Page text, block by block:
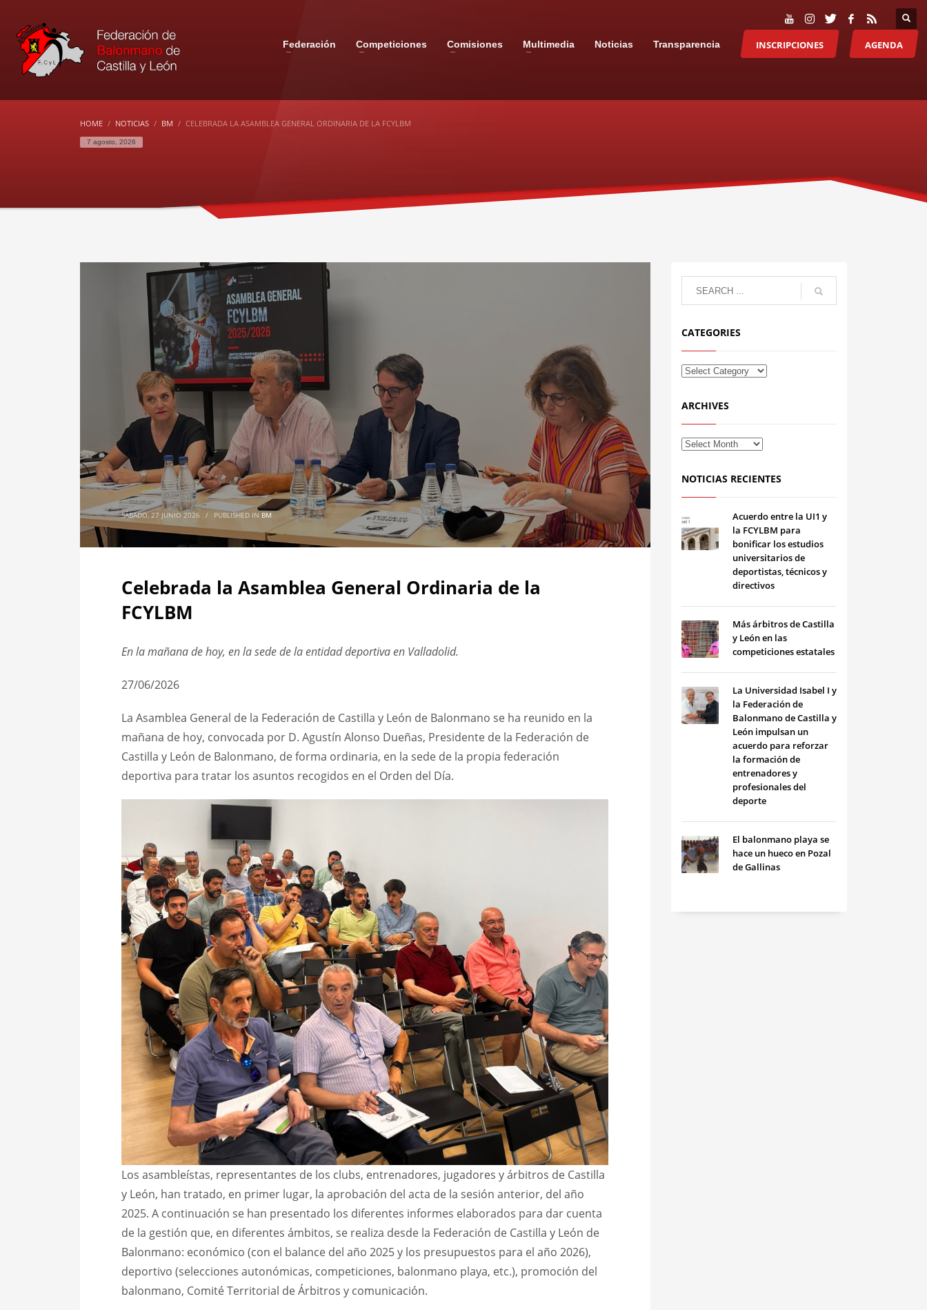
Federación Competiciones Comisiones Multimedia Noticias Transparencia INSCRIPCIONES AGENDA
HOME NOTICIAS BM CELEBRADA LA ASAMBLEA GENERAL ORDINARIA DE LA FCYLBM
7 agosto, 2026
SÁBADO, 27 JUNIO 2026 / PUBLISHED IN BM
Celebrada la Asamblea General Ordinaria de la
FCYLBM
En la mañana de hoy, en la sede de la entidad deportiva en Valladolid.
27/06/2026
La Asamblea General de la Federación de Castilla y León de Balonmano se ha reunido en la
mañana de hoy, convocada por D. Agustín Alonso Dueñas, Presidente de la Federación de
Castilla y León de Balonmano, de forma ordinaria, en la sede de la propia federación
deportiva para tratar los asuntos recogidos en el Orden del Día.
Los asambleístas, representantes de los clubs, entrenadores, jugadores y árbitros de Castilla
y León, han tratado, en primer lugar, la aprobación del acta de la sesión anterior, del año
2025. A continuación se han presentado los diferentes informes elaborados para dar cuenta
de la gestión que, en diferentes ámbitos, se realiza desde la Federación de Castilla y León de
Balonmano: económico (con el balance del año 2025 y los presupuestos para el año 2026),
deportivo (selecciones autonómicas, competiciones, balonmano playa, etc.), promoción del
balonmano, Comité Territorial de Árbitros y comunicación.
CATEGORIES
ARCHIVES
NOTICIAS RECIENTES
Acuerdo entre la UI1 y
la FCYLBM para
bonificar los estudios
universitarios de
deportistas, técnicos y
directivos
Más árbitros de Castilla
y León en las
competiciones estatales
La Universidad Isabel I y
la Federación de
Balonmano de Castilla y
León impulsan un
acuerdo para reforzar
la formación de
entrenadores y
profesionales del
deporte
El balonmano playa se
hace un hueco en Pozal
de Gallinas